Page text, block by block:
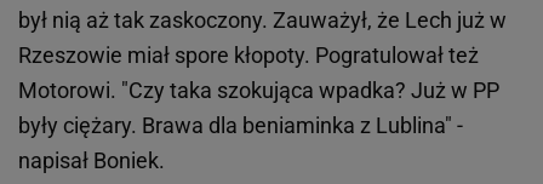
był nią aż tak zaskoczony. Zauważył, że Lech już w
Rzeszowie miał spore kłopoty. Pogratulował też
Motorowi. "Czy taka szokująca wpadka? Już w PP
były ciężary. Brawa dla beniaminka z Lublina" -
napisał Boniek.